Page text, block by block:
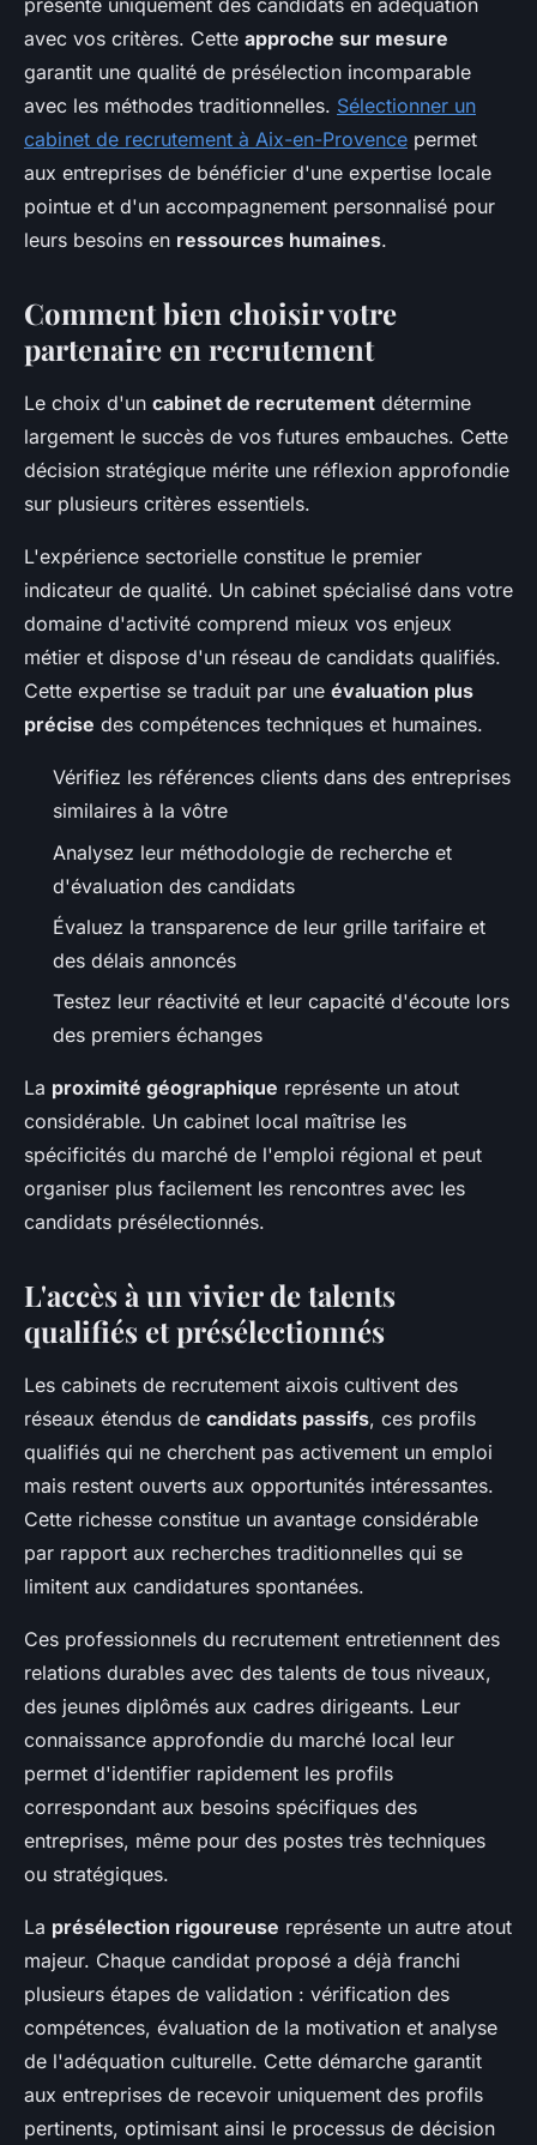
présente uniquement des candidats en adéquation
avec vos critères. Cette approche sur mesure
garantit une qualité de présélection incomparable
avec les méthodes traditionnelles. Sélectionner un
cabinet de recrutement à Aix-en-Provence permet
aux entreprises de bénéficier d'une expertise locale
pointue et d'un accompagnement personnalisé pour
leurs besoins en ressources humaines.
Comment bien choisir votre
partenaire en recrutement
Le choix d'un cabinet de recrutement détermine
largement le succès de vos futures embauches. Cette
décision stratégique mérite une réflexion approfondie
sur plusieurs critères essentiels.
L'expérience sectorielle constitue le premier
indicateur de qualité. Un cabinet spécialisé dans votre
domaine d'activité comprend mieux vos enjeux
métier et dispose d'un réseau de candidats qualifiés.
Cette expertise se traduit par une évaluation plus
précise des compétences techniques et humaines.
Vérifiez les références clients dans des entreprises
similaires à la vôtre
Analysez leur méthodologie de recherche et
d'évaluation des candidats
Évaluez la transparence de leur grille tarifaire et
des délais annoncés
Testez leur réactivité et leur capacité d'écoute lors
des premiers échanges
La proximité géographique représente un atout
considérable. Un cabinet local maîtrise les
spécificités du marché de l'emploi régional et peut
organiser plus facilement les rencontres avec les
candidats présélectionnés.
L'accès à un vivier de talents
qualifiés et présélectionnés
Les cabinets de recrutement aixois cultivent des
réseaux étendus de candidats passifs, ces profils
qualifiés qui ne cherchent pas activement un emploi
mais restent ouverts aux opportunités intéressantes.
Cette richesse constitue un avantage considérable
par rapport aux recherches traditionnelles qui se
limitent aux candidatures spontanées.
Ces professionnels du recrutement entretiennent des
relations durables avec des talents de tous niveaux,
des jeunes diplômés aux cadres dirigeants. Leur
connaissance approfondie du marché local leur
permet d'identifier rapidement les profils
correspondant aux besoins spécifiques des
entreprises, même pour des postes très techniques
ou stratégiques.
La présélection rigoureuse représente un autre atout
majeur. Chaque candidat proposé a déjà franchi
plusieurs étapes de validation : vérification des
compétences, évaluation de la motivation et analyse
de l'adéquation culturelle. Cette démarche garantit
aux entreprises de recevoir uniquement des profils
pertinents, optimisant ainsi le processus de décision